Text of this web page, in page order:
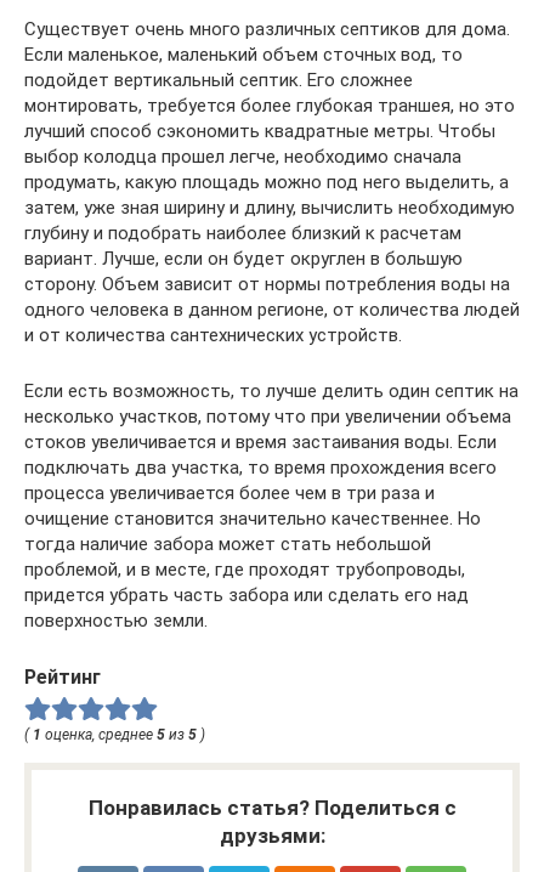
Существует очень много различных септиков для дома.
Если маленькое, маленький объем сточных вод, то
подойдет вертикальный септик. Его сложнее
монтировать, требуется более глубокая траншея, но это
лучший способ сэкономить квадратные метры. Чтобы
выбор колодца прошел легче, необходимо сначала
продумать, какую площадь можно под него выделить, а
затем, уже зная ширину и длину, вычислить необходимую
глубину и подобрать наиболее близкий к расчетам
вариант. Лучше, если он будет округлен в большую
сторону. Объем зависит от нормы потребления воды на
одного человека в данном регионе, от количества людей
и от количества сантехнических устройств.
Если есть возможность, то лучше делить один септик на
несколько участков, потому что при увеличении объема
стоков увеличивается и время застаивания воды. Если
подключать два участка, то время прохождения всего
процесса увеличивается более чем в три раза и
очищение становится значительно качественнее. Но
тогда наличие забора может стать небольшой
проблемой, и в месте, где проходят трубопроводы,
придется убрать часть забора или сделать его над
поверхностью земли.
Рейтинг
( 1 оценка, среднее 5 из 5 )
Понравилась статья? Поделиться с
друзьями: